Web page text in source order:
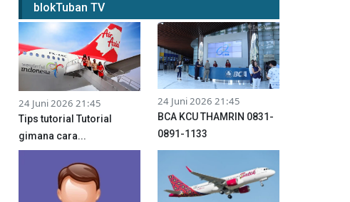
blokTuban TV
24 Juni 2026 21:45
Tips tutorial Tutorial
gimana cara...
24 Juni 2026 21:45
BCA KCU THAMRIN 0831-
0891-1133